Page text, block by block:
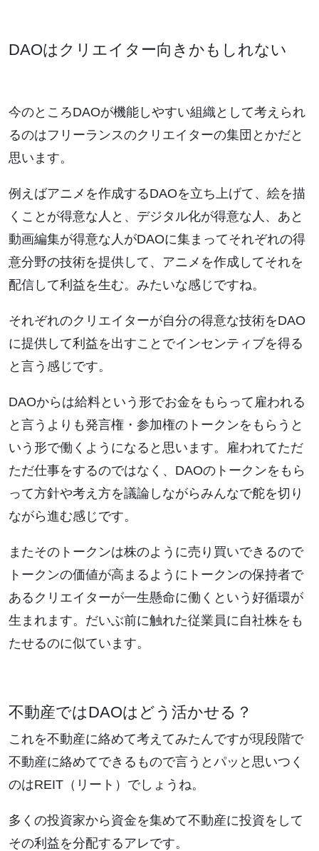
DAOはクリエイター向きかもしれない
今のところDAOが機能しやすい組織として考えられ
るのはフリーランスのクリエイターの集団とかだと
思います。
例えばアニメを作成するDAOを立ち上げて、絵を描
くことが得意な人と、デジタル化が得意な人、あと
動画編集が得意な人がDAOに集まってそれぞれの得
意分野の技術を提供して、アニメを作成してそれを
配信して利益を生む。みたいな感じですね。
それぞれのクリエイターが自分の得意な技術をDAO
に提供して利益を出すことでインセンティブを得る
と言う感じです。
DAOからは給料という形でお金をもらって雇われる
と言うよりも発言権・参加権のトークンをもらうと
いう形で働くようになると思います。雇われてただ
ただ仕事をするのではなく、DAOのトークンをもら
って方針や考え方を議論しながらみんなで舵を切り
ながら進む感じです。
またそのトークンは株のように売り買いできるので
トークンの価値が高まるようにトークンの保持者で
あるクリエイターが一生懸命に働くという好循環が
生まれます。だいぶ前に触れた従業員に自社株をも
たせるのに似ています。
不動産ではDAOはどう活かせる？
これを不動産に絡めて考えてみたんですが現段階で
不動産に絡めてできるもので言うとパッと思いつく
のはREIT（リート）でしょうね。
多くの投資家から資金を集めて不動産に投資をして
その利益を分配するアレです。